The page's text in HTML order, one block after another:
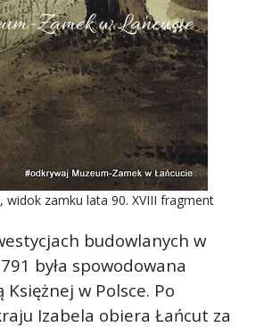
widok zamku lata 90. XVIII fragment
budowlanych w
była spowodowana
Księżnej w Polsce. Po
Izabela obiera Łańcut za